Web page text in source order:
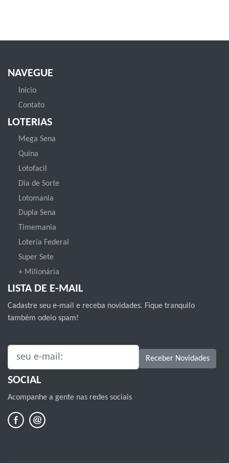
NAVEGUE
Inicio
Contato
LOTERIAS
Mega Sena
Quina
Lotofacil
Dia de Sorte
Lotomania
Dupla Sena
Timemania
Loteria Federal
Super Sete
+ Milionária
LISTA DE E-MAIL
Cadastre seu e-mail e receba novidades. Fique tranquilo
também odeio spam!
SEU E-MAIL: Receber Novidades
SOCIAL
Acompanhe a gente nas redes sociais